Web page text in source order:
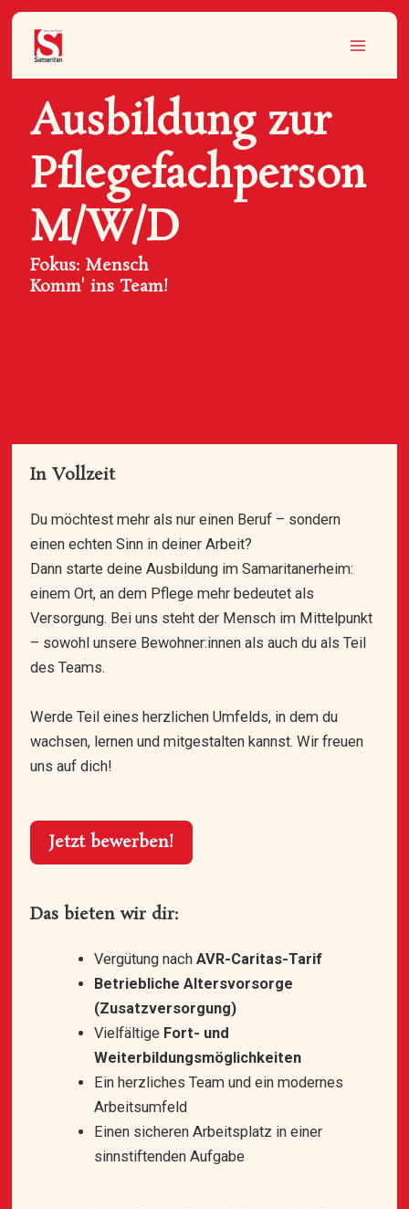
springen
Zum
springen
Ausbildung zur
Pflegefachperson
M/W/D
Fokus: Mensch
Komm' ins Team!
In Vollzeit
Du möchtest mehr als nur einen Beruf – sondern
einen echten Sinn in deiner Arbeit?
Dann starte deine Ausbildung im Samaritanerheim:
einem Ort, an dem Pflege mehr bedeutet als
Versorgung. Bei uns steht der Mensch im Mittelpunkt
– sowohl unsere Bewohner:innen als auch du als Teil
des Teams.
Werde Teil eines herzlichen Umfelds, in dem du
wachsen, lernen und mitgestalten kannst. Wir freuen
uns auf dich!
Jetzt bewerben!
Das bieten wir dir:
Vergütung nach AVR-Caritas-Tarif
Betriebliche Altersvorsorge
(Zusatzversorgung)
Vielfältige Fort- und
Weiterbildungsmöglichkeiten
Ein herzliches Team und ein modernes
Arbeitsumfeld
Einen sicheren Arbeitsplatz in einer
sinnstiftenden Aufgabe